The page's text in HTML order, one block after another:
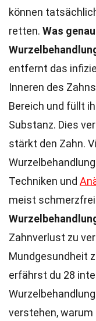
können
retten. Was
entfernt das
Inneren des
Bereich und füllt
Substanz. Dies
stärkt den Zahn.
Techniken und
meist
Zahnverlust zu
Mundgesundheit
erfährst du 28
verstehen, warum